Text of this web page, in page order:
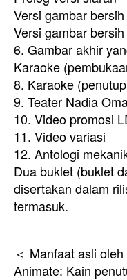
Versi gambar
Versi gambar
6. Gambar akhir
Karaoke
8. Karaoke
9. Teater Nadia
10. Video promosi
11. Video variasi
12. Antologi
Dua buklet (buklet
disertakan dalam
termasuk.
＜ Manfaat asli
Animate: Kain